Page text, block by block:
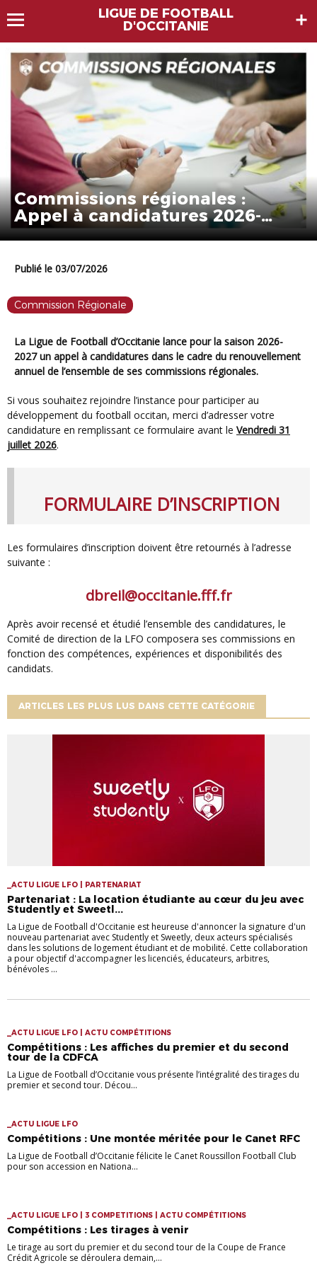
LIGUE DE FOOTBALL
D'OCCITANIE
Commissions régionales :
Appel à candidatures 2026-
2027
Publié le 03/07/2026
Commission Régionale
La Ligue de Football d’Occitanie lance pour la saison 2026-
2027 un appel à candidatures dans le cadre du renouvellement
annuel de l’ensemble de ses commissions régionales.
Si vous souhaitez rejoindre l’instance pour participer au
développement du football occitan, merci d’adresser votre
candidature en remplissant ce formulaire avant le Vendredi 31
juillet 2026.
FORMULAIRE D’INSCRIPTION
Les formulaires d’inscription doivent être retournés à l’adresse
suivante :
dbreil@occitanie.fff.fr
Après avoir recensé et étudié l’ensemble des candidatures, le
Comité de direction de la LFO composera ses commissions en
fonction des compétences, expériences et disponibilités des
candidats.
ARTICLES LES PLUS LUS DANS CETTE CATÉGORIE
_ACTU LIGUE LFO | PARTENARIAT
Partenariat : La location étudiante au cœur du jeu avec
Studently et Sweetl...
La Ligue de Football d'Occitanie est heureuse d'annoncer la signature d'un
nouveau partenariat avec Studently et Sweetly, deux acteurs spécialisés
dans les solutions de logement étudiant et de mobilité. Cette collaboration
a pour objectif d'accompagner les licenciés, éducateurs, arbitres,
bénévoles ...
_ACTU LIGUE LFO | ACTU COMPÉTITIONS
Compétitions : Les affiches du premier et du second
tour de la CDFCA
La Ligue de Football d’Occitanie vous présente l’intégralité des tirages du
premier et second tour. Décou...
_ACTU LIGUE LFO
Compétitions : Une montée méritée pour le Canet RFC
La Ligue de Football d’Occitanie félicite le Canet Roussillon Football Club
pour son accession en Nationa...
_ACTU LIGUE LFO | 3 COMPETITIONS | ACTU COMPÉTITIONS
Compétitions : Les tirages à venir
Le tirage au sort du premier et du second tour de la Coupe de France
Crédit Agricole se déroulera demain,...